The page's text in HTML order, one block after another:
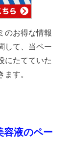
のお得な情報
して、当ペー
にたてていた
す。
容液のペー